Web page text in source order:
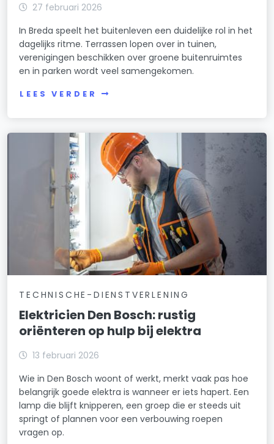
27 februari 2026
In Breda speelt het buitenleven een duidelijke rol in het
dagelijks ritme. Terrassen lopen over in tuinen,
verenigingen beschikken over groene buitenruimtes
en in parken wordt veel samengekomen.
LEES VERDER
TECHNISCHE-DIENSTVERLENING
Elektricien Den Bosch: rustig
oriënteren op hulp bij elektra
13 februari 2026
Wie in Den Bosch woont of werkt, merkt vaak pas hoe
belangrijk goede elektra is wanneer er iets hapert. Een
lamp die blijft knipperen, een groep die er steeds uit
springt of plannen voor een verbouwing roepen
vragen op.